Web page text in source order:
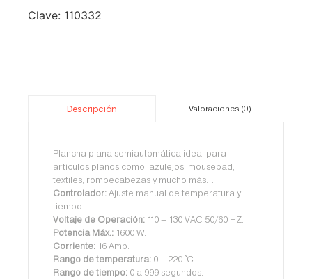
Clave: 110332
Descripción Valoraciones (0)
Plancha plana semiautomática ideal para
artículos planos como: azulejos, mousepad,
textiles, rompecabezas y mucho más…
Controlador: Ajuste manual de temperatura y
tiempo.
Voltaje de Operación: 110 – 130 VAC 50/60 HZ.
Potencia Máx.: 1600 W.
Corriente: 16 Amp.
Rango de temperatura: 0 – 220 °C.
Rango de tiempo: 0 a 999 segundos.